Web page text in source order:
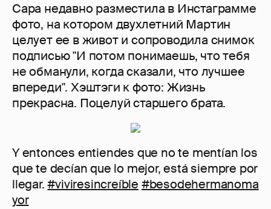
Сара недавно разместила в Инстаграмме
фото, на котором двухлетний Мартин
целует ее в живот и сопроводила снимок
подписью "И потом понимаешь, что тебя
не обманули, когда сказали, что лучшее
впереди". Хэштэги к фото: Жизнь
прекрасна. Поцелуй старшего брата.
Y entonces entiendes que no te mentían los
que te decían que lo mejor, está siempre por
llegar.#viviresincreíble #besodehermanoma
yor